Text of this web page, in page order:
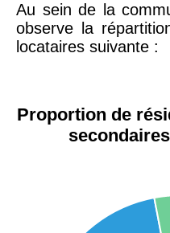
Au sein de la
observe la
locataires suivante :
Proportion de